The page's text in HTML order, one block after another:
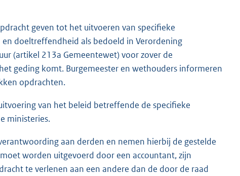
geven tot het uitvoeren van specifieke
doeltreffendheid als bedoeld in Verordening
(artikel 213a Gemeentewet) voor zover de
geding komt. Burgemeester en wethouders informeren
opdrachten.
van het beleid betreffende de specifieke
ministeries.
aan derden en nemen hierbij de gestelde
worden uitgevoerd door een accountant, zijn
te verlenen aan een andere dan de door de raad